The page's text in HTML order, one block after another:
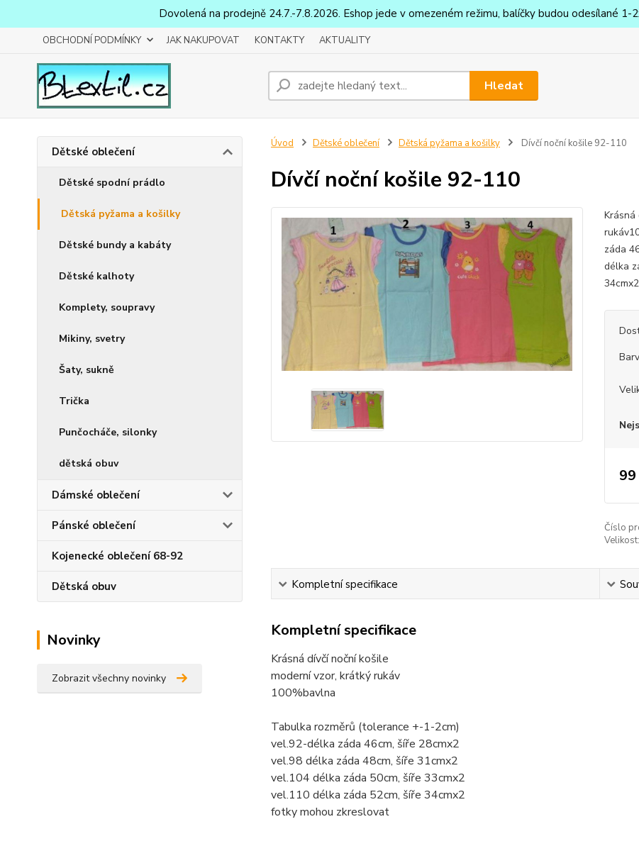
Dovolená na prodejně 24.7.-7.8.2026. Eshop jede v omezeném režimu, balíčky budou odesílané
OBCHODNÍ PODMÍNKY JAK NAKUPOVAT KONTAKTY AKTUALITY
Hledat
Dětské oblečení
Dětské spodní prádlo
Dětská pyžama a košilky
Dětské bundy a kabáty
Dětské kalhoty
Komplety, soupravy
Mikiny, svetry
Šaty, sukně
Trička
Punčocháče, silonky
dětská obuv
Dámské oblečení
Pánské oblečení
Kojenecké oblečení 68-92
Dětská obuv
Novinky
Zobrazit všechny novinky
Úvod Dětské oblečení Dětská pyžama a košilky Dívčí noční košile 92-110
Dívčí noční košile 92-110
Krásná
záda
délka
Číslo
Velikost:
Kompletní specifikace
Kompletní specifikace
Krásná dívčí noční košile
moderní vzor, krátký rukáv
100%bavlna
Tabulka rozměrů (tolerance +-1-2cm)
vel.92-délka záda 46cm, šíře 28cmx2
vel.98 délka záda 48cm, šíře 31cmx2
vel.104 délka záda 50cm, šíře 33cmx2
vel.110 délka záda 52cm, šíře 34cmx2
fotky mohou zkreslovat